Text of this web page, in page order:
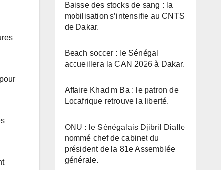
Baisse des stocks de sang : la
mobilisation s’intensifie au CNTS
de Dakar.
Beach soccer : le Sénégal
accueillera la CAN 2026 à Dakar.
Affaire Khadim Ba : le patron de
Locafrique retrouve la liberté.
ONU : le Sénégalais Djibril Diallo
nommé chef de cabinet du
président de la 81e Assemblée
générale.